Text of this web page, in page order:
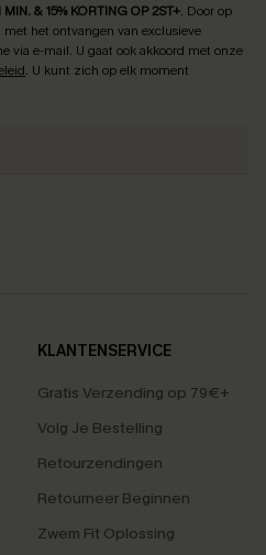
& 15% KORTING OP 2ST+. Door op
het ontvangen van exclusieve
via e-mail. U gaat ook akkoord met onze
. U kunt zich op elk moment
KLANTENSERVICE
Gratis Verzending op 79€+
Volg Je Bestelling
Retourzendingen
Retourneer Beginnen
Zwem Fit Oplossing